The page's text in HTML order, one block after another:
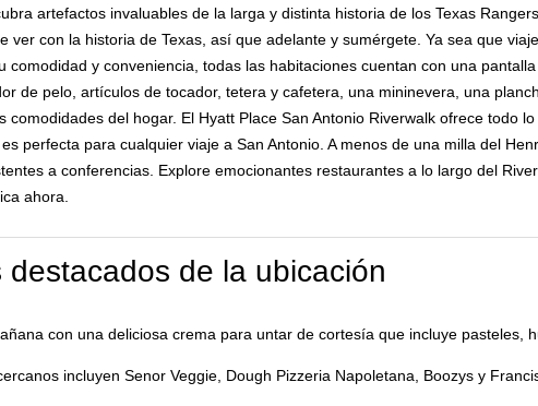
artefactos invaluables de la larga y distinta historia de los Texas
ver con la historia de Texas, así que adelante y sumérgete. Ya sea que
comodidad y conveniencia, todas las habitaciones cuentan con una
de pelo, artículos de tocador, tetera y cafetera, una mininevera, una
comodidades del hogar. El Hyatt Place San Antonio Riverwalk ofrece todo
perfecta para cualquier viaje a San Antonio. A menos de una milla del
a conferencias. Explore emocionantes restaurantes a lo largo del
ahora.
destacados de la ubicación
con una deliciosa crema para untar de cortesía que incluye pasteles,
incluyen Senor Veggie, Dough Pizzeria Napoletana, Boozys y